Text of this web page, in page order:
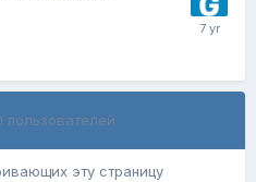
пользователей
эту страницу